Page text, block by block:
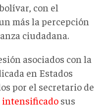
con el
más la percepción
ciudadana.
asociados con la
en Estados
por el secretario de
intensificado sus